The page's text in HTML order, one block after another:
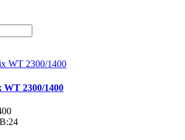
2300/1400
24